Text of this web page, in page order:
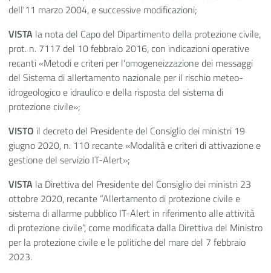
dell'11 marzo 2004, e successive modificazioni;
VISTA la nota del Capo del Dipartimento della protezione civile,
prot. n. 7117 del 10 febbraio 2016, con indicazioni operative
recanti «Metodi e criteri per l'omogeneizzazione dei messaggi
del Sistema di allertamento nazionale per il rischio meteo-
idrogeologico e idraulico e della risposta del sistema di
protezione civile»;
VISTO il decreto del Presidente del Consiglio dei ministri 19
giugno 2020, n. 110 recante «Modalità e criteri di attivazione e
gestione del servizio IT-Alert»;
VISTA la Direttiva del Presidente del Consiglio dei ministri 23
ottobre 2020, recante “Allertamento di protezione civile e
sistema di allarme pubblico IT-Alert in riferimento alle attività
di protezione civile”, come modificata dalla Direttiva del Ministro
per la protezione civile e le politiche del mare del 7 febbraio
2023.